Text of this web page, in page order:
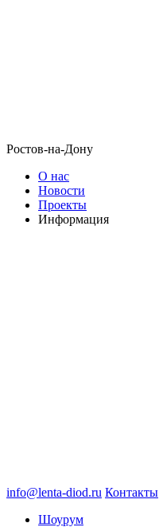
Ростов-на-Дону
О нас
Новости
Проекты
Информация
info@lenta-diod.ru Контакты
Шоурум